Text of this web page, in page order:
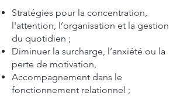
Stratégies pour la concentration,
l'attention, l’organisation et la gestion
du quotidien ;
Diminuer la surcharge, l’anxiété ou la
perte de motivation,
Accompagnement dans le
fonctionnement relationnel ;